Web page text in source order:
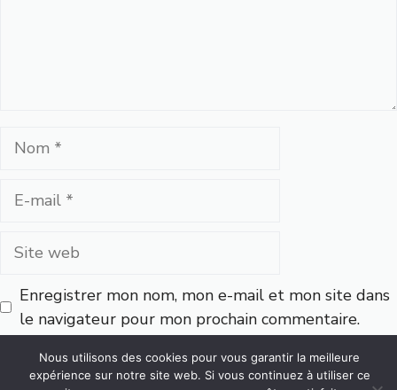
Nom
Site
Enregistrer mon nom, mon e-mail et mon site dans
le navigateur pour mon prochain commentaire.
Nous utilisons des cookies pour vous garantir la meilleure
expérience sur notre site web. Si vous continuez à utiliser ce